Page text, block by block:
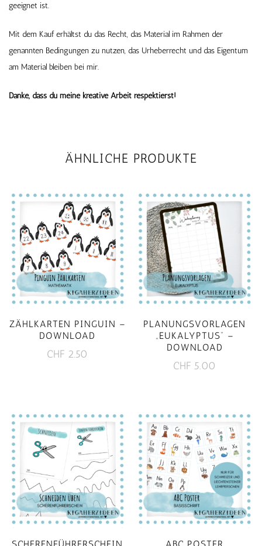
geeignet ist.
Mit dem Kauf erhältst du das Recht, das Material im Rahmen der
genannten Bedingungen zu nutzen, das Urheberrecht und das Eigentum
am Material bleiben bei mir.
Danke, dass du meine kreative Arbeit respektierst!
ÄHNLICHE PRODUKTE
ZÄHLKARTEN PINGUIN –
DOWNLOAD
CHF 2.50
PLANUNGSVORLAGEN
„EUKALYPTUS“ –
DOWNLOAD
CHF 5.00